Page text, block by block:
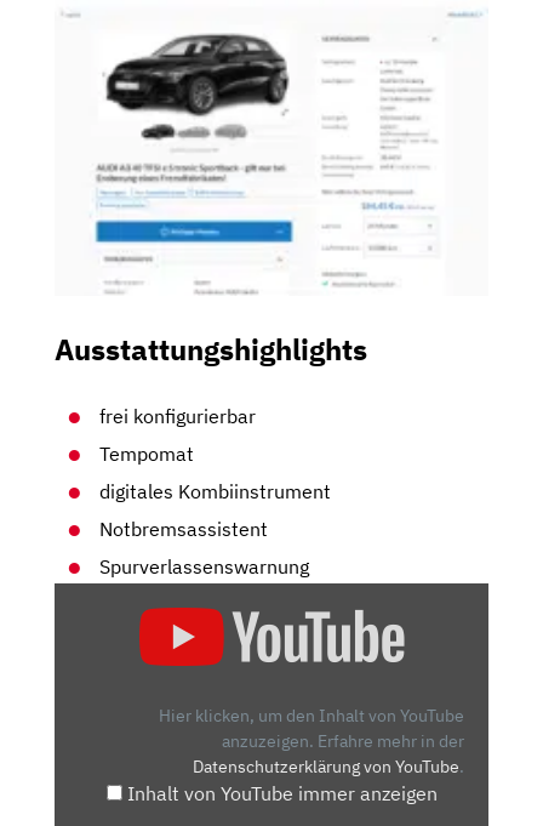
Ausstattungshighlights
frei konfigurierbar
Tempomat
digitales Kombiinstrument
Notbremsassistent
Spurverlassenswarnung
SPORTBACK
ÜBERTEUERTER
GOLF?
Hier klicken, um den Inhalt von YouTube
anzuzeigen. Erfahre mehr in der
Datenschutzerklärung von YouTube.
Inhalt von YouTube immer anzeigen